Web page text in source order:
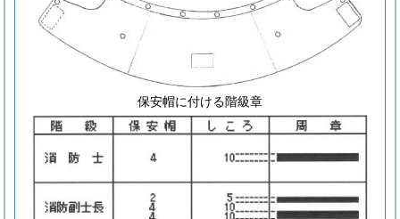
保安帽に付ける階級章